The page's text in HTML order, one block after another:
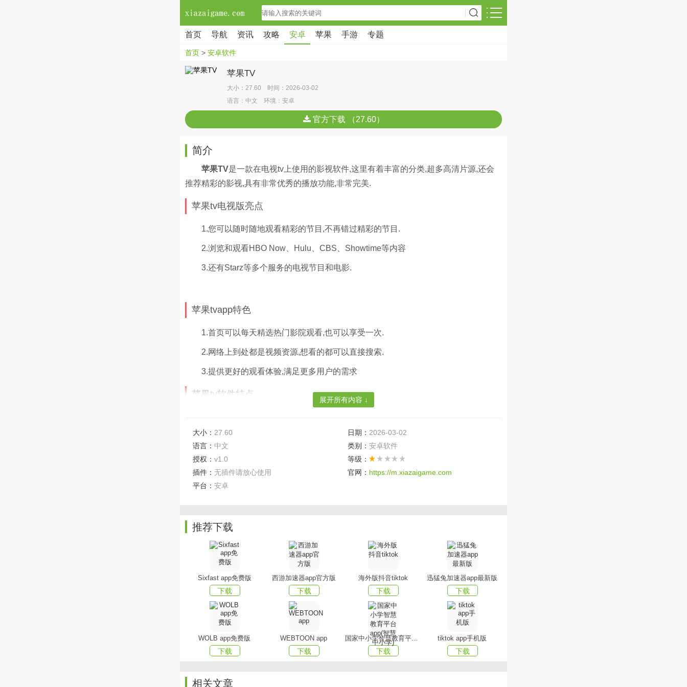
首页 导航 资讯 攻略 安卓 苹果 手游 专题
首页 > 安卓软件
苹果TV
大小：27.60 时间：2026-03-02
语言：中文 环境：安卓
官方下载 （27.60）
简介
苹果TV是一款在电视tv上使用的影视软件,这里有着丰富的分类,超多高清片源,还会
推荐精彩的影视,具有非常优秀的播放功能,非常完美.
苹果tv电视版亮点
1.您可以随时随地观看精彩的节目,不再错过精彩的节目.
2.浏览和观看HBO Now、Hulu、CBS、Showtime等内容
3.还有Starz等多个服务的电视节目和电影.
苹果tvapp特色
1.首页可以每天精选热门影院观看,也可以享受一次.
2.网络上到处都是视频资源,想看的都可以直接搜索.
3.提供更好的观看体验,满足更多用户的需求
苹果tv软件特点
2.发现好的新节目和电影订阅或购买.
3.强大的推送功能包含很多资源,你可以在这里与大家互动
展开所有内容 ↓
大小： 27.60 日期： 2026-03-02
语言： 中文 类别： 安卓软件
授权： v1.0
等级：
插件： 无插件请放心使用 官网： https://m.xiazaigame.com
平台： 安卓
推荐下载
Sixfast app免费版
下载
西游加速器app官方版
下载
海外版抖音tiktok
下载
迅猛兔加速器app最新版
下载
WOLB app免费版
下载
WEBTOON app
下载
国家中小学智慧教育平台app(智慧中小学)
下载
tiktok app手机版
下载
相关文章